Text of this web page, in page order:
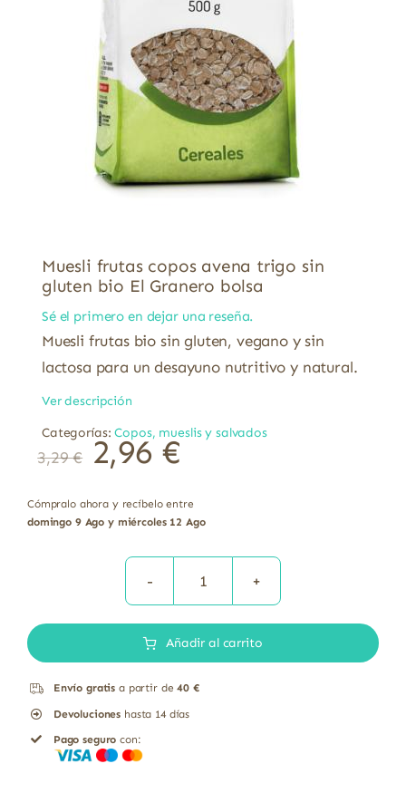
Muesli frutas copos avena trigo sin
gluten bio El Granero bolsa
Sé el primero en dejar una reseña.
Muesli frutas bio sin gluten, vegano y sin
lactosa para un desayuno nutritivo y natural.
Ver descripción
Categorías:Copos, mueslis y salvados
3,29€ 2,96 €
Cómpralo ahora y recíbelo entre
domingo 9 Ago y miércoles 12 Ago
Muesli
copos
Añadir al carrito
Envío gratis a partir de40 €
Devoluciones hasta 14 días
Pago seguro con: